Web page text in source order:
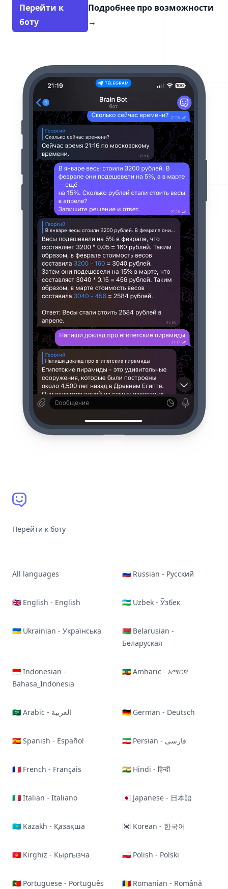
Перейти к
боту
Подробнее про возможности
→
Перейти к боту
All languages 🇷🇺 Russian - Русский
🇬🇧 English - English 🇺🇿 Uzbek - Ўзбек
🇺🇦 Ukrainian - Українська
🇧🇾 Belarusian -
Беларуская
🇮🇩 Indonesian -
Bahasa_Indonesia
🇪🇹 Amharic - አማርኛ
🇸🇦 Arabic - العربية 🇩🇪 German - Deutsch
🇪🇸 Spanish - Español 🇮🇷 Persian - فارسی
🇫🇷 French - Français 🇮🇳 Hindi - हिन्दी
🇮🇹 Italian - Italiano 🇯🇵 Japanese - 日本語
🇰🇿 Kazakh - Қазақша 🇰🇷 Korean - 한국어
🇰🇬 Kirghiz - Кыргызча 🇵🇱 Polish - Polski
🇵🇹 Portuguese - Português 🇷🇴 Romanian - Română